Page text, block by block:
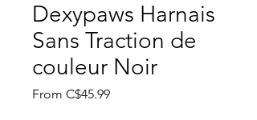
Dexypaws Harnais
Sans Traction de
couleur Noir
From C$45.99Sale